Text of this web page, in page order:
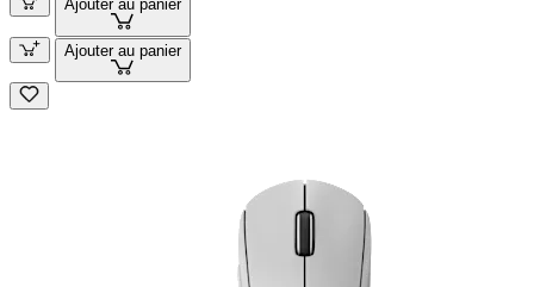
Ajouter au panier
Ajouter au panier